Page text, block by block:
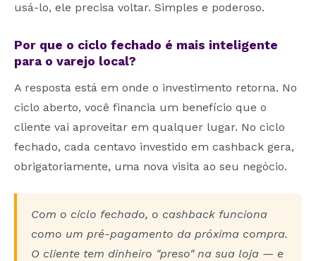
usá-lo, ele precisa voltar. Simples e poderoso.
Por que o ciclo fechado é mais inteligente
para o varejo local?
A resposta está em onde o investimento retorna. No
ciclo aberto, você financia um benefício que o
cliente vai aproveitar em qualquer lugar. No ciclo
fechado, cada centavo investido em cashback gera,
obrigatoriamente, uma nova visita ao seu negócio.
Com o ciclo fechado, o cashback funciona
como um pré-pagamento da próxima compra.
O cliente tem dinheiro "preso" na sua loja — e